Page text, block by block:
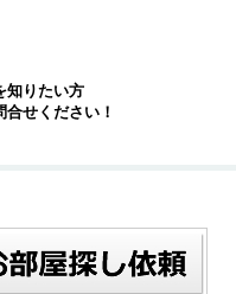
知りたい方
せください！